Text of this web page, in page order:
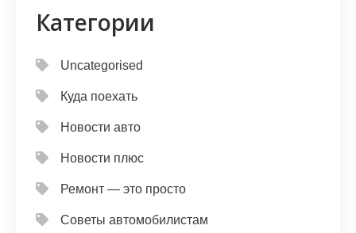
Категории
Uncategorised
Куда поехать
Новости авто
Новости плюс
Ремонт — это просто
Советы автомобилистам